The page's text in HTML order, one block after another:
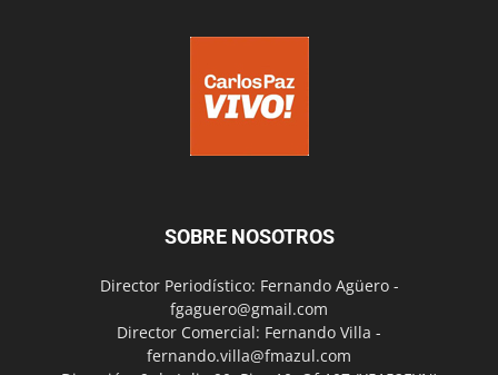
SOBRE NOSOTROS
Director Periodístico: Fernando Agüero -
fgaguero@gmail.com
Director Comercial: Fernando Villa -
fernando.villa@fmazul.com